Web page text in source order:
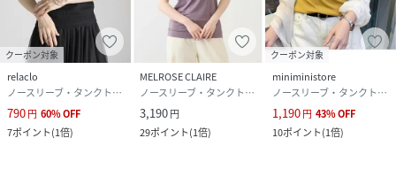
クーポン対象
relaclo
ノースリーブ・タンクトップ
790円 60%OFF
7ポイント(1倍)
MELROSE CLAIRE
ノースリーブ・タンクトップ
3,190円
29ポイント(1倍)
クーポン対象
miniministore
ノースリーブ・タンクトップ
1,190円 43%OFF
10ポイント(1倍)